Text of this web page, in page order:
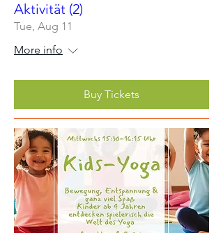
Aktivität (2)
Tue, Aug 11
More info
Buy Tickets